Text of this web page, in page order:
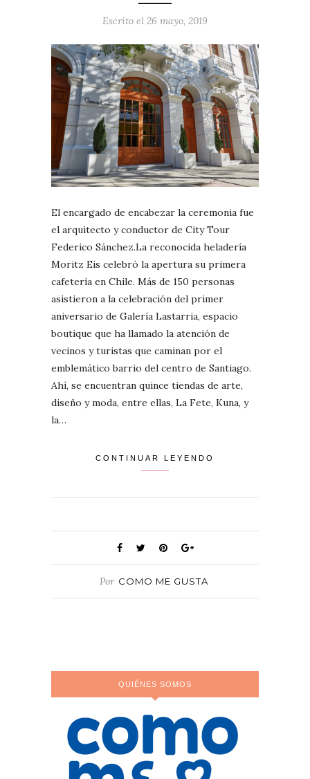
Escrito el 26 mayo, 2019
El encargado de encabezar la ceremonia fue
el arquitecto y conductor de City Tour
Federico Sánchez.La reconocida heladería
Moritz Eis celebró la apertura su primera
cafetería en Chile. Más de 150 personas
asistieron a la celebración del primer
aniversario de Galería Lastarria, espacio
boutique que ha llamado la atención de
vecinos y turistas que caminan por el
emblemático barrio del centro de Santiago.
Ahí, se encuentran quince tiendas de arte,
diseño y moda, entre ellas, La Fete, Kuna, y
la…
CONTINUAR LEYENDO
Por COMO ME GUSTA
QUIÉNES SOMOS